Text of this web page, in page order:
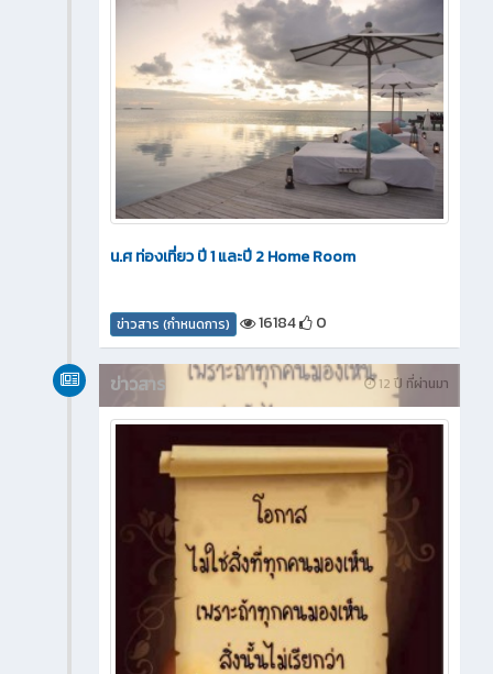
น.ศ ท่องเที่ยว ปี 1 และปี 2 Home Room
ข่าวสาร (กำหนดการ) 16184 0
12 ปี ที่ผ่านมา
ข่าวสาร